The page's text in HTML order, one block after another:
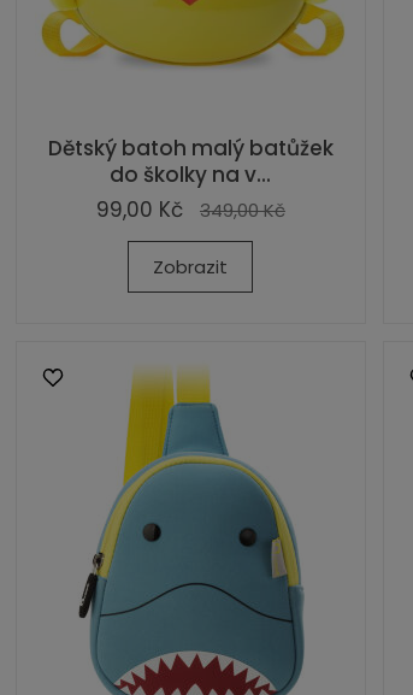
Dětský batoh malý batůžek
do školky na v...
99,00 Kč
349,00 Kč
Zobrazit